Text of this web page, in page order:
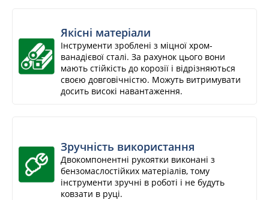
Якісні матеріали
Інструменти зроблені з міцної хром-
ванадієвої сталі. За рахунок цього вони
мають стійкість до корозії і відрізняються
своєю довговічністю. Можуть витримувати
досить високі навантаження.
Зручність використання
Двокомпонентні рукоятки виконані з
бензомаслостійких матеріалів, тому
інструменти зручні в роботі і не будуть
ковзати в руці.